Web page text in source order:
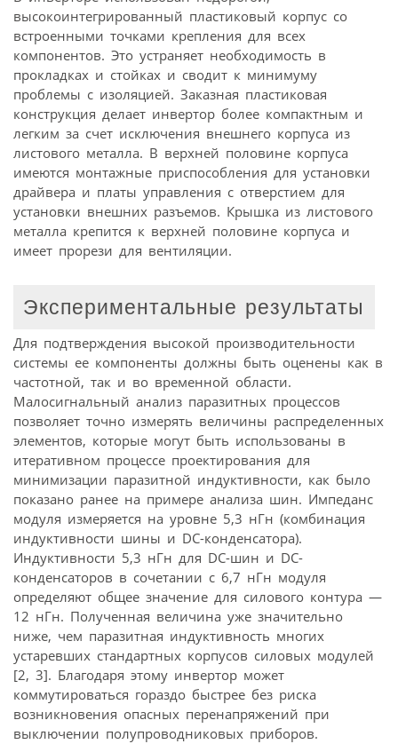
высокоинтегрированный пластиковый корпус со
встроенными точками крепления для всех
компонентов. Это устраняет необходимость в
прокладках и стойках и сводит к минимуму
проблемы с изоляцией. Заказная пластиковая
конструкция делает инвертор более компактным и
легким за счет исключения внешнего корпуса из
листового металла. В верхней половине корпуса
имеются монтажные приспособления для установки
драйвера и платы управления с отверстием для
установки внешних разъемов. Крышка из листового
металла крепится к верхней половине корпуса и
имеет прорези для вентиляции.
Экспериментальные результаты
Для подтверждения высокой производительности
системы ее компоненты должны быть оценены как в
частотной, так и во временной области.
Малосигнальный анализ паразитных процессов
позволяет точно измерять величины распределенных
элементов, которые могут быть использованы в
итеративном процессе проектирования для
минимизации паразитной индуктивности, как было
показано ранее на примере анализа шин. Импеданс
модуля измеряется на уровне 5,3 нГн (комбинация
индуктивности шины и DC-конденсатора).
Индуктивности 5,3 нГн для DC-шин и DC-
конденсаторов в сочетании с 6,7 нГн модуля
определяют общее значение для силового контура —
12 нГн. Полученная величина уже значительно
ниже, чем паразитная индуктивность многих
устаревших стандартных корпусов силовых модулей
[2, 3]. Благодаря этому инвертор может
коммутироваться гораздо быстрее без риска
возникновения опасных перенапряжений при
выключении полупроводниковых приборов.